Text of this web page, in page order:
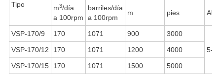
Tipo m3/día
a 100rpm
barriles/día
a 100rpm
m pies API
VSP-170/9 170 1071 900 3000
5-1/
VSP-170/12 170 1071 1200 4000
VSP-170/15 170 1071 1500 5000